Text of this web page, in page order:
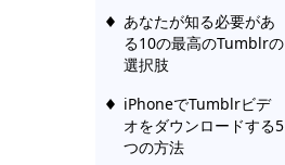
あなたが知る必要があ
る10の最高のTumblrの
選択肢
iPhoneでTumblrビデ
オをダウンロードする5
つの方法